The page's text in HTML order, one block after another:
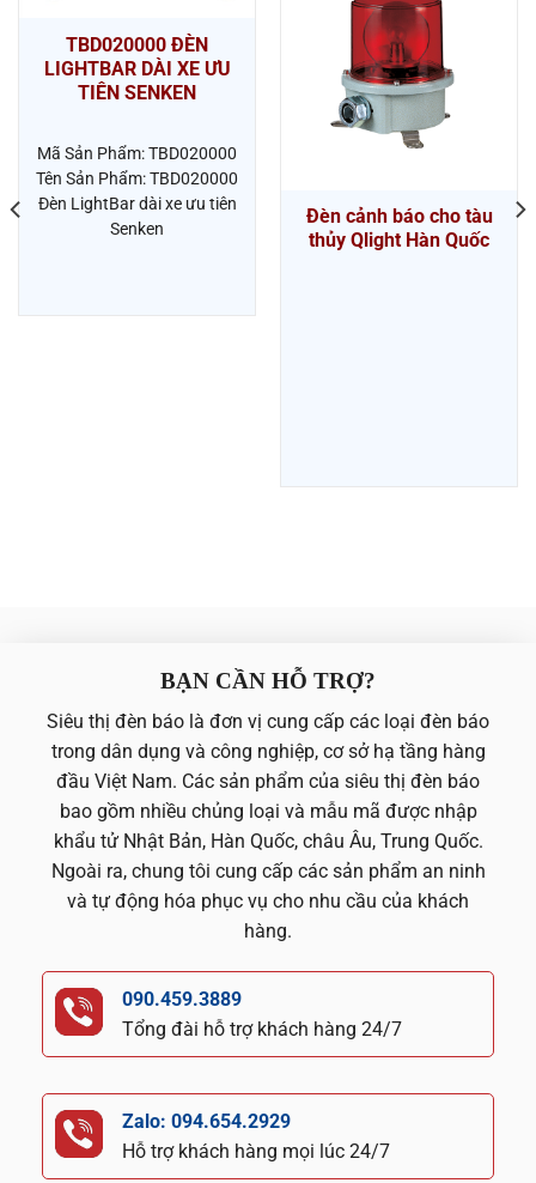
TBD020000 ĐÈN
LIGHTBAR DÀI XE ƯU
TIÊN SENKEN
Mã Sản Phẩm: TBD020000
Tên Sản Phẩm: TBD020000
Đèn LightBar dài xe ưu tiên
Senken
Đèn cảnh báo cho tàu
thủy Qlight Hàn Quốc
BẠN CẦN HỖ TRỢ?
Siêu thị đèn báo là đơn vị cung cấp các loại đèn báo
trong dân dụng và công nghiệp, cơ sở hạ tầng hàng
đầu Việt Nam. Các sản phẩm của siêu thị đèn báo
bao gồm nhiều chủng loại và mẫu mã được nhập
khẩu tử Nhật Bản, Hàn Quốc, châu Âu, Trung Quốc.
Ngoài ra, chung tôi cung cấp các sản phẩm an ninh
và tự động hóa phục vụ cho nhu cầu của khách
hàng.
090.459.3889
Tổng đài hỗ trợ khách hàng 24/7
Zalo: 094.654.2929
Hỗ trợ khách hàng mọi lúc 24/7